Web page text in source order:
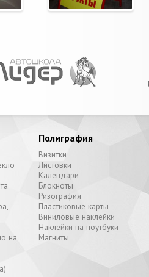
на
Полиграфия
Визитки
Листовки
Календари
Блокноты
Ризография
Пластиковые карты
Виниловые наклейки
Наклейки на ноутбуки
Магниты